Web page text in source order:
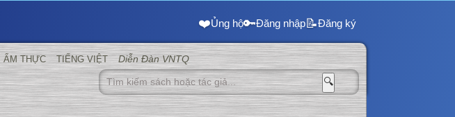
❤️Ủng hộ🔑Đăng nhập📝Đăng ký
ẨM THỰC TIẾNG VIỆT Diễn Đàn VNTQ
🔍